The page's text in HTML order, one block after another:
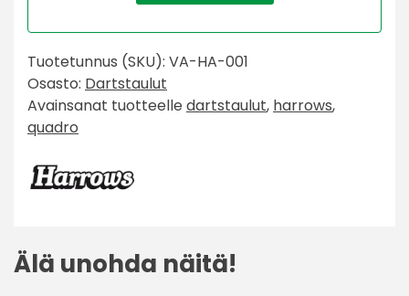
Tuotetunnus (SKU): VA-HA-001
Osasto: Dartstaulut
Avainsanat tuotteelle dartstaulut, harrows,
quadro
Älä unohda näitä!